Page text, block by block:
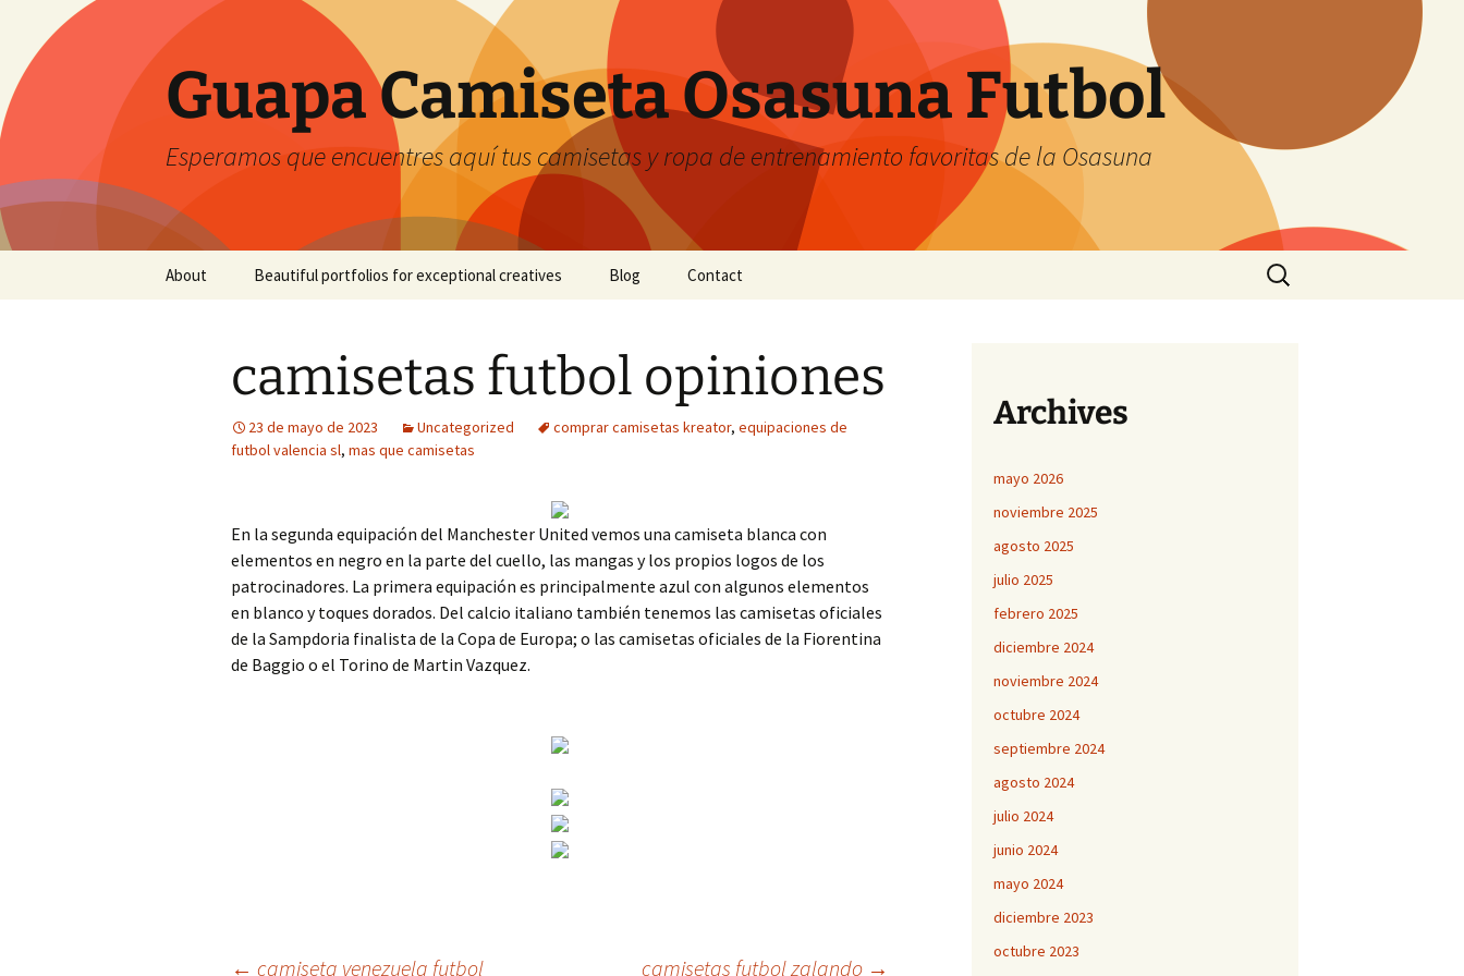
Guapa Camiseta Osasuna Futbol
Esperamos que encuentres aquí tus camisetas y ropa de entrenamiento favoritas de la Osasuna
About Beautiful portfolios for exceptional creatives Blog Contact
Buscar:
camisetas futbol opiniones
23 de mayo de 2023 Uncategorized comprar camisetas kreator, equipaciones de
futbol valencia sl, mas que camisetas
En la segunda equipación del Manchester United vemos una camiseta blanca con
elementos en negro en la parte del cuello, las mangas y los propios logos de los
patrocinadores. La primera equipación es principalmente azul con algunos elementos
en blanco y toques dorados. Del calcio italiano también tenemos las camisetas oficiales
de la Sampdoria finalista de la Copa de Europa; o las camisetas oficiales de la Fiorentina
de Baggio o el Torino de Martin Vazquez.
← camiseta venezuela futbol camisetas futbol zalando →
Archives
mayo 2026
noviembre 2025
agosto 2025
julio 2025
febrero 2025
diciembre 2024
noviembre 2024
octubre 2024
septiembre 2024
agosto 2024
julio 2024
junio 2024
mayo 2024
diciembre 2023
octubre 2023